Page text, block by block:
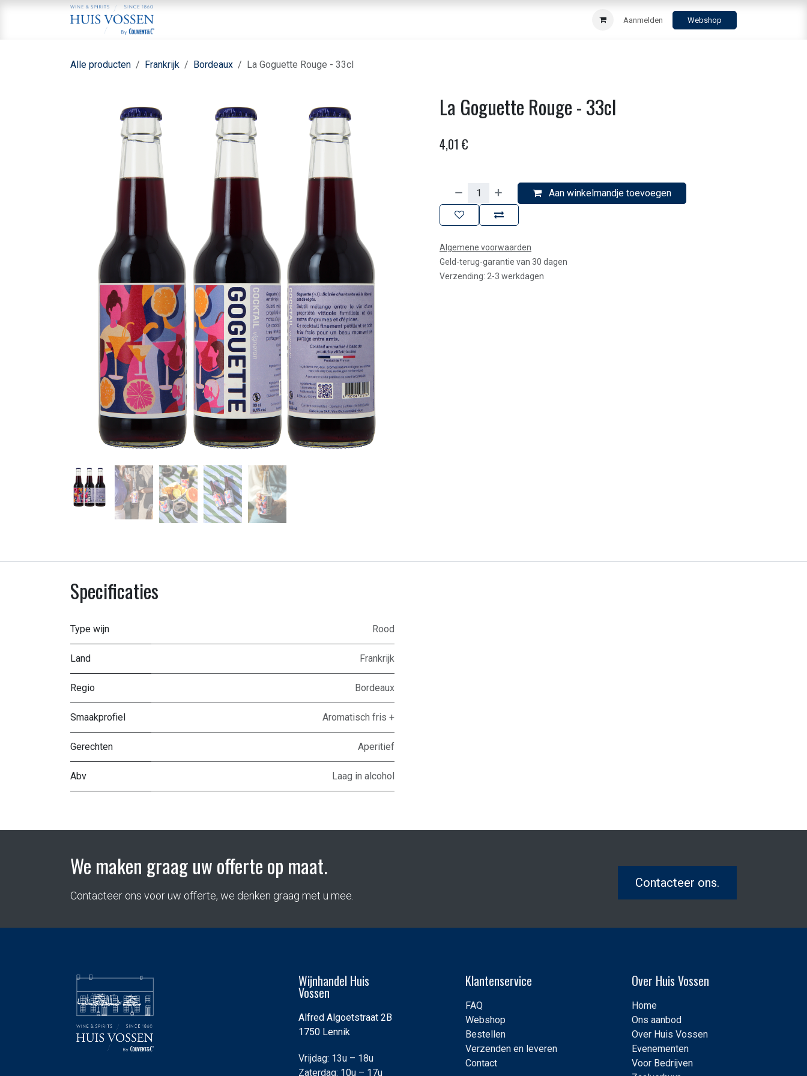
Overslaan naar inhoud
Aanmelden Webshop
Alle producten Frankrijk Bordeaux La Goguette Rouge - 33cl
La Goguette Rouge - 33cl
4,01 €
Aan winkelmandje toevoegen
Algemene voorwaarden
Geld-terug-garantie van 30 dagen
Verzending: 2-3 werkdagen
Specificaties
Type wijn Rood
Land Frankrijk
Regio Bordeaux
Smaakprofiel Aromatisch fris +
Gerechten Aperitief
Abv Laag in alcohol
We maken graag uw offerte op maat.
Contacteer ons voor uw offerte, we denken graag met u mee.
Contacteer ons.
Over Huis Vossen
Home
Ons aanbod
Over Huis Vossen
Evenementen
Voor Bedrijven
Wijnhandel Huis
Vossen
Alfred Algoetstraat 2B
1750 Lennik
Vrijdag: 13u – 18u
Zaterdag: 10u – 17u
Klantenservice
FAQ
Webshop
Bestellen
Verzenden en leveren
Contact